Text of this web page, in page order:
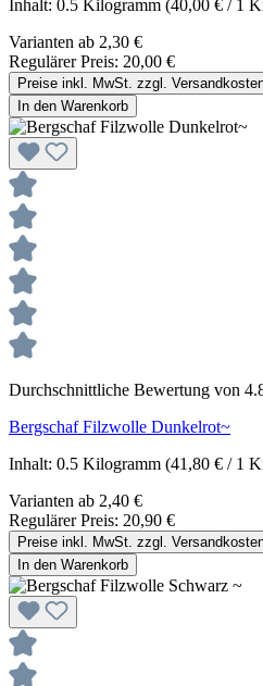
Inhalt: 0.5 Kilogramm (40,00 € / 1
Varianten ab 2,30 €
Regulärer Preis: 20,00 €
Preise inkl. MwSt. zzgl.
In den Warenkorb
Durchschnittliche Bewertung von
Bergschaf Filzwolle Dunkelrot~
Inhalt: 0.5 Kilogramm (41,80 € / 1
Varianten ab 2,40 €
Regulärer Preis: 20,90 €
Preise inkl. MwSt. zzgl.
In den Warenkorb